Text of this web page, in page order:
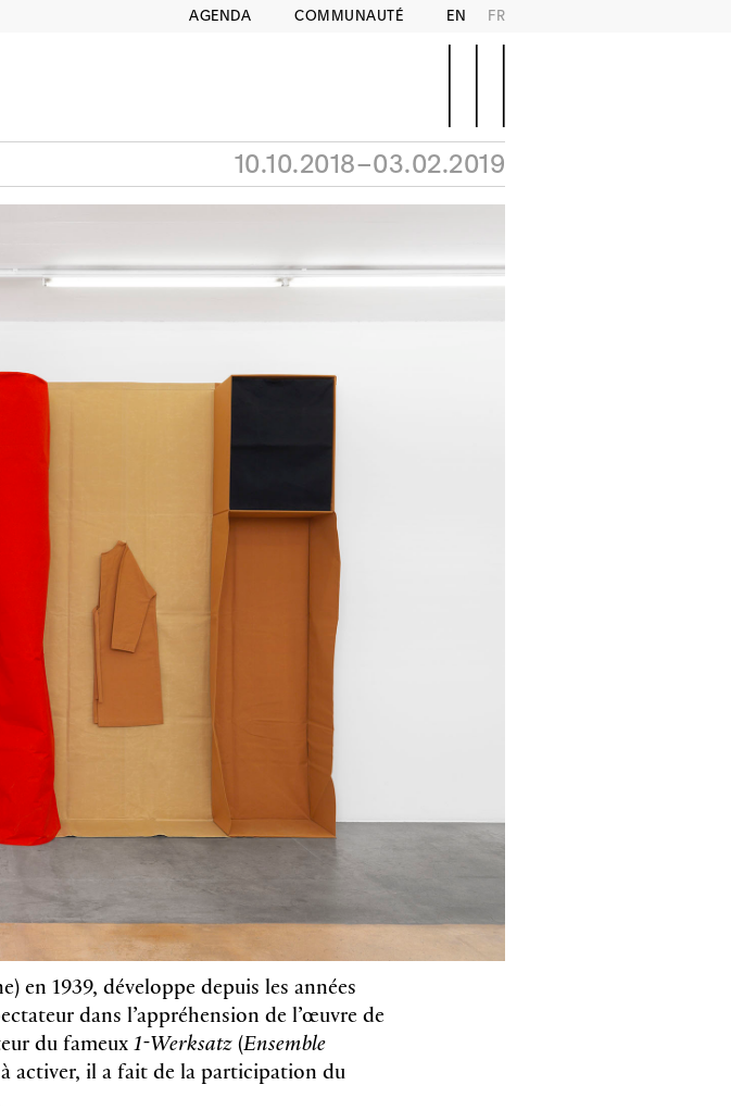
AGENDA COMMUNAUTÉ EN FR
10.10.2018–03.02.2019
en 1939, développe depuis les années
dans l’appréhension de l’œuvre de
du fameux1-Werksatz(Ensemble
activer, il a fait de la participation du